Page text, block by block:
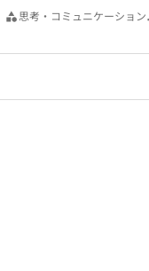
思考・コミュニケーション